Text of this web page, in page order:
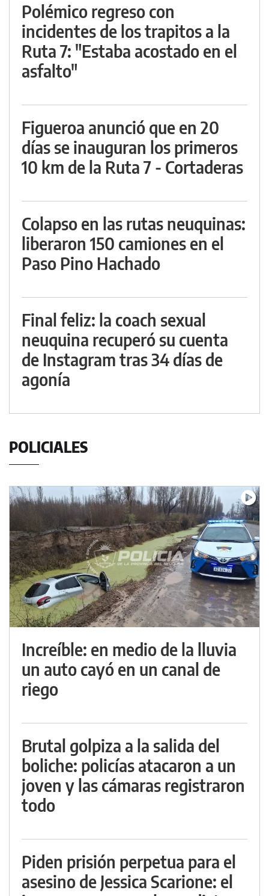
Polémico regreso con
incidentes de los trapitos a la
Ruta 7: "Estaba acostado en el
asfalto"
Figueroa anunció que en 20
días se inauguran los primeros
10 km de la Ruta 7 - Cortaderas
Colapso en las rutas neuquinas:
liberaron 150 camiones en el
Paso Pino Hachado
Final feliz: la coach sexual
neuquina recuperó su cuenta
de Instagram tras 34 días de
agonía
POLICIALES
Increíble: en medio de la lluvia
un auto cayó en un canal de
riego
Brutal golpiza a la salida del
boliche: policías atacaron a un
joven y las cámaras registraron
todo
Piden prisión perpetua para el
asesino de Jessica Scarione: el